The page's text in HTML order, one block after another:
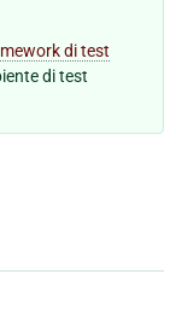
di test
di test